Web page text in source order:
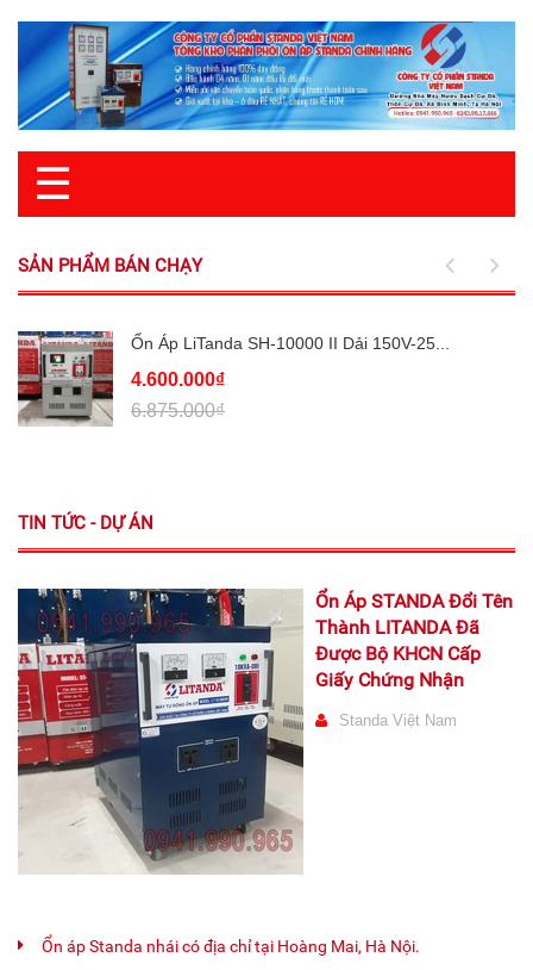
☰
SẢN PHẨM BÁN CHẠY
Ổn Áp LiTanda SH-10000 II Dải 150V-25...
4.600.000₫
6.875.000₫
TIN TỨC - DỰ ÁN
Ổn Áp STANDA Đổi Tên
Thành LITANDA Đã
Được Bộ KHCN Cấp
Giấy Chứng Nhận
Standa Việt Nam
Ổn áp Standa nhái có địa chỉ tại Hoàng Mai, Hà Nội.